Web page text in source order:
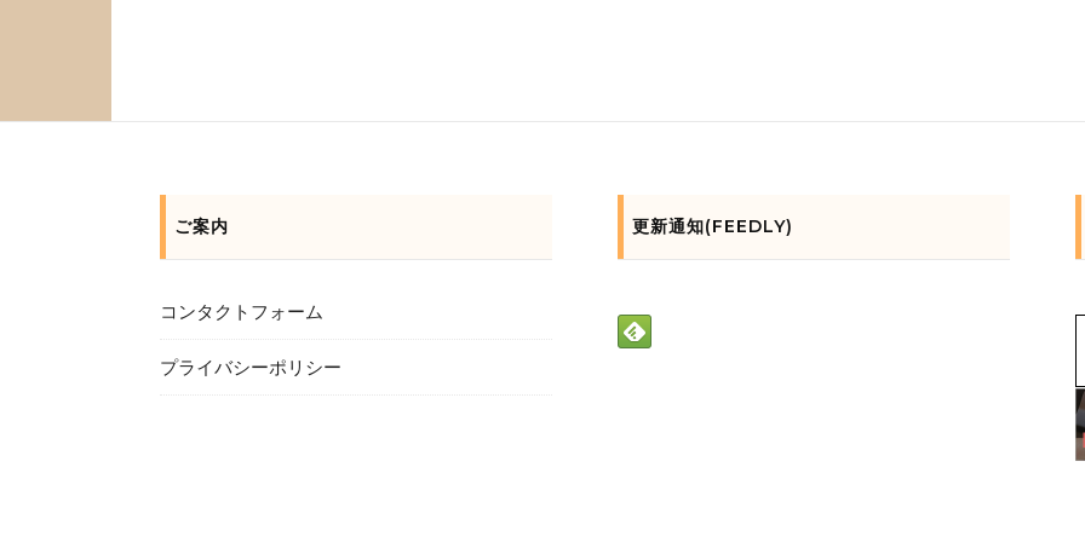
ご案内
コンタクトフォーム
プライバシーポリシー
更新通知(FEEDLY)